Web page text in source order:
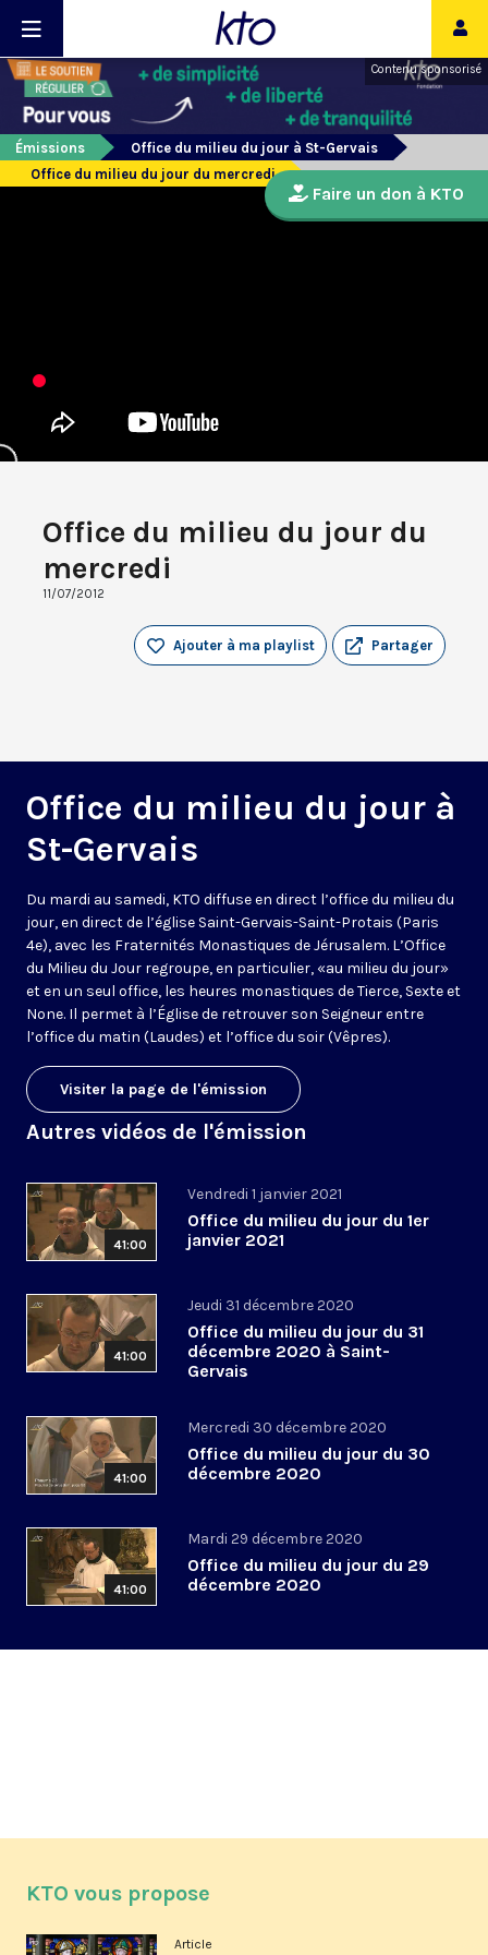
Contenu sponsorisé
Émissions
Office du milieu du jour à St-Gervais
Office du milieu du jour du mercredi
Office du milieu du jour du
mercredi
11/07/2012
Partager
Ajouter à ma playlist
Office du milieu du jour à
St-Gervais
Du mardi au samedi, KTO diffuse en direct l’office du milieu du
jour, en direct de l’église Saint-Gervais-Saint-Protais (Paris
4e), avec les Fraternités Monastiques de Jérusalem. L’Office
du Milieu du Jour regroupe, en particulier, «au milieu du jour»
et en un seul office, les heures monastiques de Tierce, Sexte et
None. Il permet à l’Église de retrouver son Seigneur entre
l’office du matin (Laudes) et l’office du soir (Vêpres).
Visiter la page de l'émission
Autres vidéos de l'émission
41:00
Vendredi 1 janvier 2021
Office du milieu du jour du 1er
janvier 2021
41:00
Jeudi 31 décembre 2020
Office du milieu du jour du 31
décembre 2020 à Saint-
Gervais
41:00
Mercredi 30 décembre 2020
Office du milieu du jour du 30
décembre 2020
41:00
Mardi 29 décembre 2020
Office du milieu du jour du 29
décembre 2020
Faire un don à KTO
KTO vous propose
Article